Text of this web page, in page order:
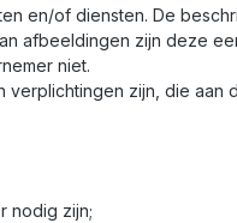
en/of diensten. De
afbeeldingen zijn deze
niet.
zijn, die
nodig zijn;